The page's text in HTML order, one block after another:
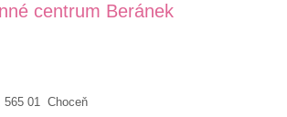
centrum Beránek
565 01 Choceň